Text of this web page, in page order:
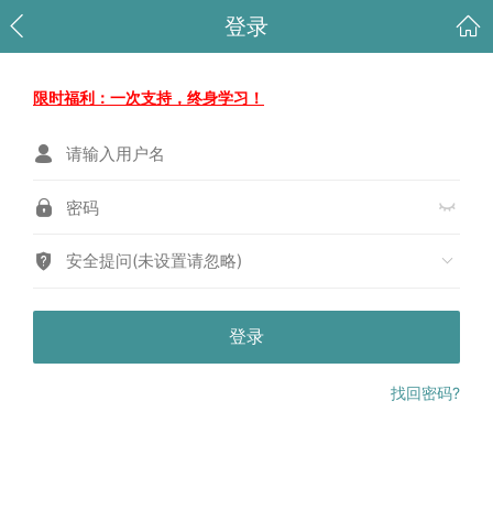
登录
限时福利：一次支持，终身学习！
安全提问(未设置请忽略)
登录
找回密码?